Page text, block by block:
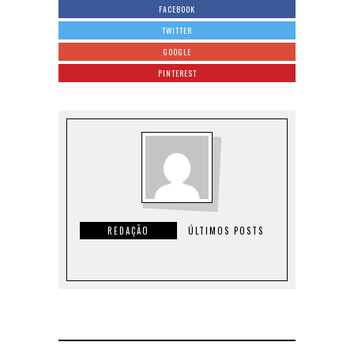
FACEBOOK
TWITTER
GOOGLE
PINTEREST
REDAÇÃO ÚLTIMOS POSTS